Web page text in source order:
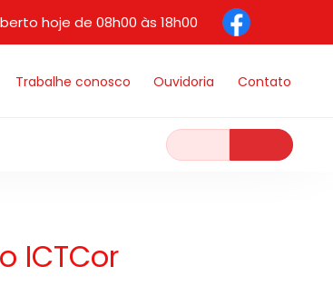
hoje de 08h00 às 18h00
Contato
Ouvidoria
Trabalhe conosco
ICTCor